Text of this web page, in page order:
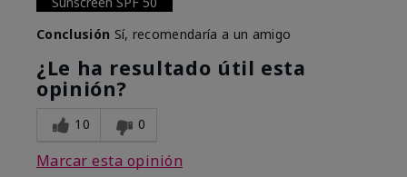
Conclusión Sí, recomendaría a un amigo
¿Le ha resultado útil esta
opinión?
10 0
Marcar esta opinión